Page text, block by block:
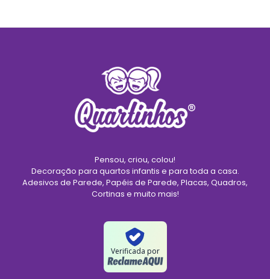
Pensou, criou, colou!
Decoração para quartos infantis e para toda a casa.
Adesivos de Parede, Papéis de Parede, Placas, Quadros,
Cortinas e muito mais!
Verificada por